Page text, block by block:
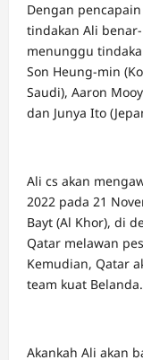
Dengan
tindakan Ali
menunggu
Son Heung-min
Saudi), Aaron
dan Junya Ito
Ali cs akan
2022 pada 21
Bayt (Al Khor), di
Qatar melawan
Kemudian, Qatar
team kuat Belanda.
Akankah Ali akan